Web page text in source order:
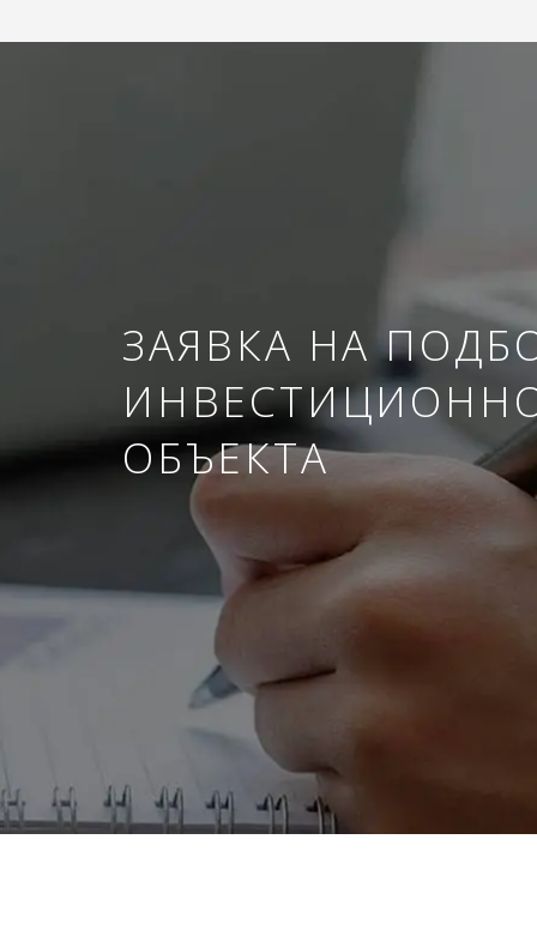
ЗАЯВКА НА
ОБЪЕКТА